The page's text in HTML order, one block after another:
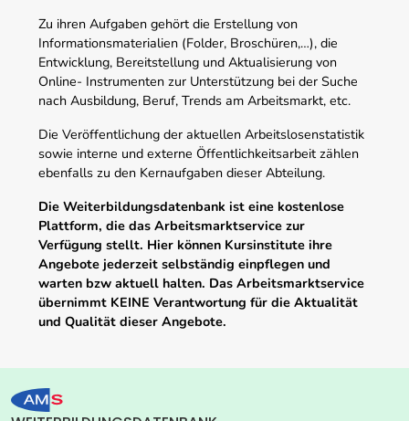
Zu ihren Aufgaben gehört die Erstellung von
Informationsmaterialien (Folder, Broschüren,…), die
Entwicklung, Bereitstellung und Aktualisierung von
Online- Instrumenten zur Unterstützung bei der Suche
nach Ausbildung, Beruf, Trends am Arbeitsmarkt, etc.
Die Veröffentlichung der aktuellen Arbeitslosenstatistik
sowie interne und externe Öffentlichkeitsarbeit zählen
ebenfalls zu den Kernaufgaben dieser Abteilung.
Die Weiterbildungsdatenbank ist eine kostenlose
Plattform, die das Arbeitsmarktservice zur
Verfügung stellt. Hier können Kursinstitute ihre
Angebote jederzeit selbständig einpflegen und
warten bzw aktuell halten. Das Arbeitsmarktservice
übernimmt KEINE Verantwortung für die Aktualität
und Qualität dieser Angebote.